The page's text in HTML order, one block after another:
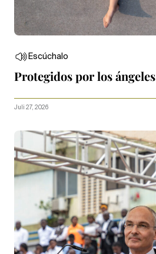
Escúchalo
Protegidos por los ángeles
Juli 27, 2026